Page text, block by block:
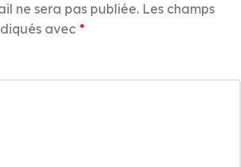
ne sera pas publiée. Les champs
avec *